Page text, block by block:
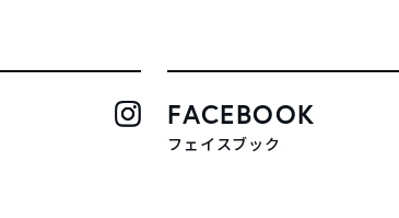
FACEBOOK
フェイスブック